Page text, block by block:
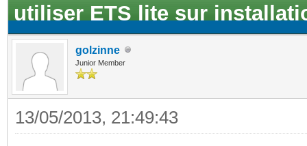
utiliser ETS lite sur
golzinne
Junior Member
13/05/2013, 21:49:43